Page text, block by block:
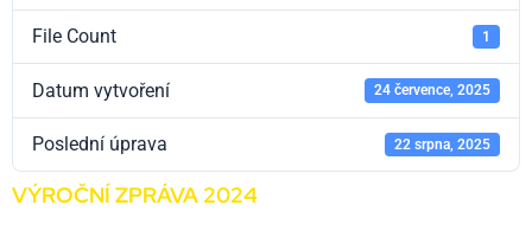
File Count 1
Datum vytvoření 24 července, 2025
Poslední úprava 22 srpna, 2025
VÝROČNÍ ZPRÁVA 2024